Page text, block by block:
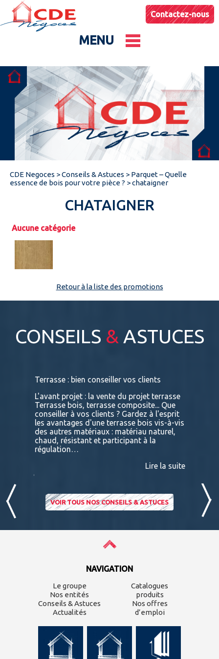
Contactez-nous
MENU
Le groupe
Nos entités
Conseils & Astuces
Actualités
Catalogues produits
CDE Negoces >Conseils & Astuces > Parquet – Quelle
essence de bois pour votre pièce ? >chataigner
CHATAIGNER
Aucune catégorie
Retour à la liste des promotions
CONSEILS & ASTUCES
la suite
Terrasse : bien conseiller vos clients
L'avant projet : la vente du projet terrasse
Terrasse bois, terrasse composite... Que
conseiller à vos clients ? Gardez à l'esprit
les avantages d'une terrasse bois vis-à-vis
des autres matériaux : matériau naturel,
chaud, résistant et participant à la
régulation…
Lire la suite
VOIR TOUS NOS CONSEILS & ASTUCES
NAVIGATION
Le groupe
Nos entités
Conseils & Astuces
Actualités
Catalogues
produits
Nos offres
d’emploi